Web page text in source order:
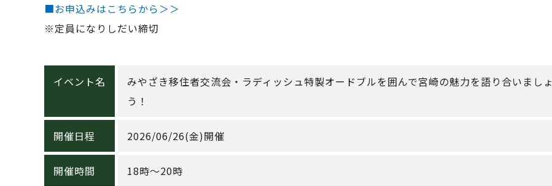
■お申込みはこちらから＞＞
※定員になりしだい締切
イベント名
みやざき移住者交流会・ラディッシュ特製オードブルを囲んで宮崎の魅力を語り合いましょ
う！
開催日程 2026/06/26(金)開催
開催時間 18時～20時